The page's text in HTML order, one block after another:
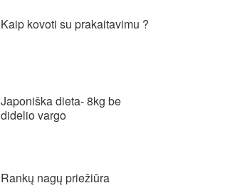
Kaip kovoti su prakaitavimu ?
Japoniška dieta- 8kg be
didelio vargo
Rankų nagų priežiūra